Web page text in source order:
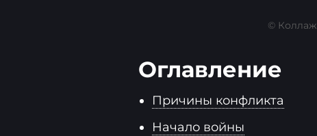
©
Оглавление
Причины конфликта
Начало войны